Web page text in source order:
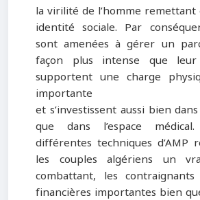
la virilité de l’homme
identité sociale. Par
sont amenées à gérer un
façon plus intense que leur
supportent une charge
importante
et s’investissent aussi bien
que dans l’espace
différentes techniques d’AMP
les couples algériens un
combattant, les
financières importantes bien